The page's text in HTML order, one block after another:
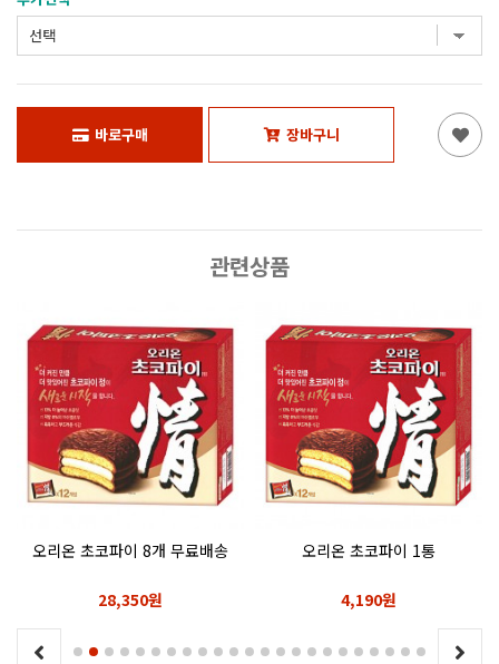
바로구매 장바구니
관련상품
오리온 초코파이 8개 무료배송
28,350원
오리온 초코파이 1통
4,190원